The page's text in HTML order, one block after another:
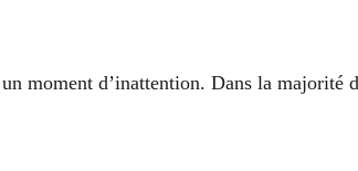
moment d’inattention. Dans la majorité